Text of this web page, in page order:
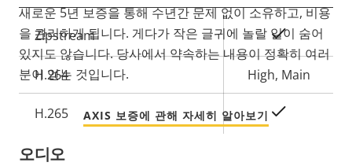
속
성
설
명
속
성
값
Zipstream 예
H.264 High, Main
H.265
오디오
새로운 5년 보증을 통해 수년간 문제 없이 소유하고, 비용
을 관리하게 됩니다. 게다가 작은 글귀에 놀랄 일이 숨어
있지도 않습니다. 당사에서 약속하는 내용이 정확히 여러
분이 얻는 것입니다.
AXIS 보증에 관해 자세히 알아보기